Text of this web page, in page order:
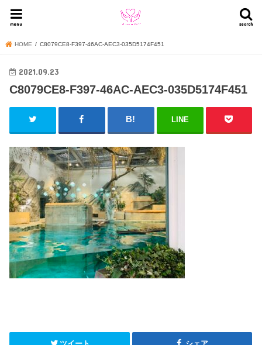
search
menu
HOME C8079CE8-F397-46AC-AEC3-035D5174F451
2021.09.23
C8079CE8-F397-46AC-AEC3-035D5174F451
LINE